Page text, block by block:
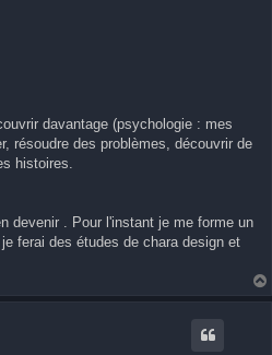
davantage (psychologie : mes
résoudre des problèmes, découvrir de
histoires.
devenir . Pour l'instant je me forme un
ferai des études de chara design et